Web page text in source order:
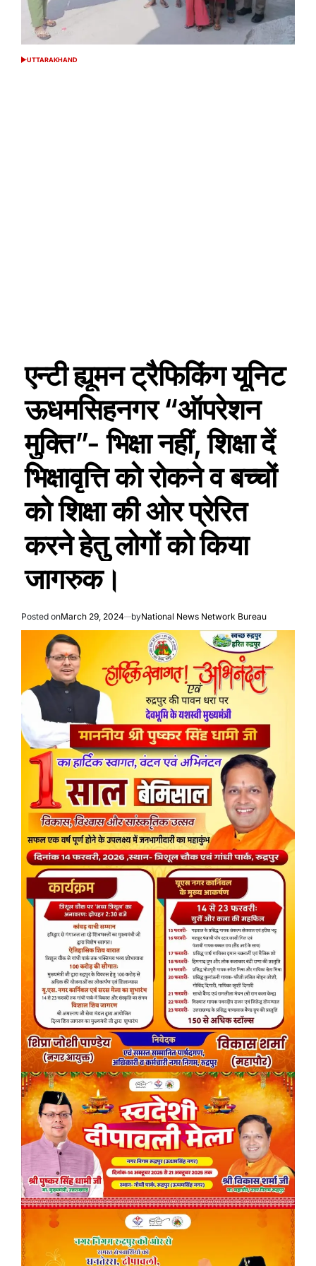
POSTED
UTTARAKHAND
एन्टी ह्यूमन ट्रैफिकिंग यूनिट
ऊधमसिहनगर “ऑपरेशन
मुक्ति”- भिक्षा नहीं, शिक्षा दें
भिक्षावृत्ति को रोकने व बच्चों
को शिक्षा की ओर प्रेरित
करने हेतु लोगों को किया
जागरुक।
Posted onMarch 29, 2024 byNational News Network Bureau